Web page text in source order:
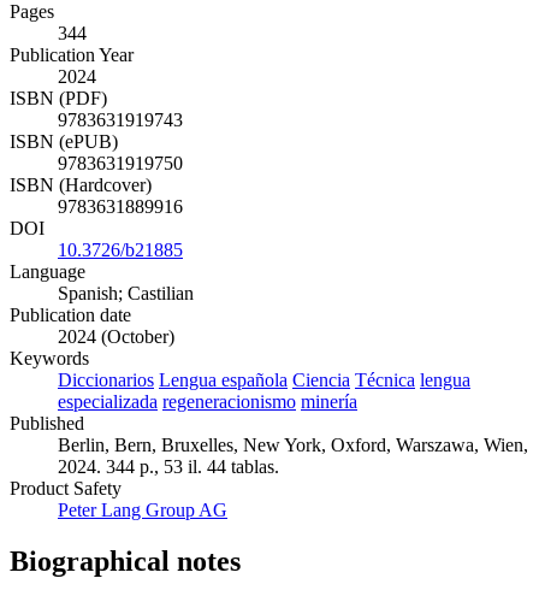
Pages
344
Publication Year
2024
ISBN (PDF)
9783631919743
ISBN (ePUB)
9783631919750
ISBN (Hardcover)
9783631889916
DOI
10.3726/b21885
Language
Spanish; Castilian
Publication date
2024 (October)
Keywords
Diccionarios Lengua española Ciencia Técnica lengua
especializada regeneracionismo minería
Published
Berlin, Bern, Bruxelles, New York, Oxford, Warszawa, Wien,
2024. 344 p., 53 il. 44 tablas.
Product Safety
Peter Lang Group AG
Biographical notes